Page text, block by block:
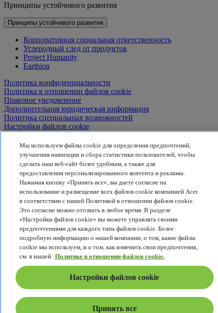
Принципы устойчивого развития
Принципы устойчивого развития
Корпоративная социальная ответственность
Углеродный след от продуктов
Project Humanity
Earthion
Политика конфиденциальности
Политика в отношении файлов cookie
Правовое уведомление
Дополнительная юридическая информация
Политика специальных возможностей
Настройки файлов cookie
© 2026 Acer Inc.
Мы используем файлы cookie для определения предпочтений,
улучшения навигации и сбора статистики пользователей, чтобы
сделать наш веб-сайт более удобным, а также для
предоставления персонализированного контента и рекламы.
Нажимая кнопку «Принять все», вы даете согласие на
использование и размещение всех файлов cookie компанией Acer
в соответствии с нашей Политикой в отношении файлов cookie.
Это согласие можно отозвать в любое время. В разделе
«Настройки файлов cookie» вы можете управлять своими
предпочтениями для каждого типа файлов cookie. Более
подробную информацию о нашей компании, о том, какие файлы
cookie мы используем, и о том, как изменить свои предпочтения,
см. в нашей Политике в отношении файлов cookie.
Настройки файлов cookie
Принять все